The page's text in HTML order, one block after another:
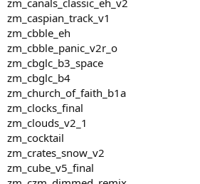
zm_caspian_track_v1
zm_cbble_eh
zm_cbble_panic_v2r_o
zm_cbglc_b3_space
zm_cbglc_b4
zm_church_of_faith_b1a
zm_clocks_final
zm_clouds_v2_1
zm_cocktail
zm_crates_snow_v2
zm_cube_v5_final